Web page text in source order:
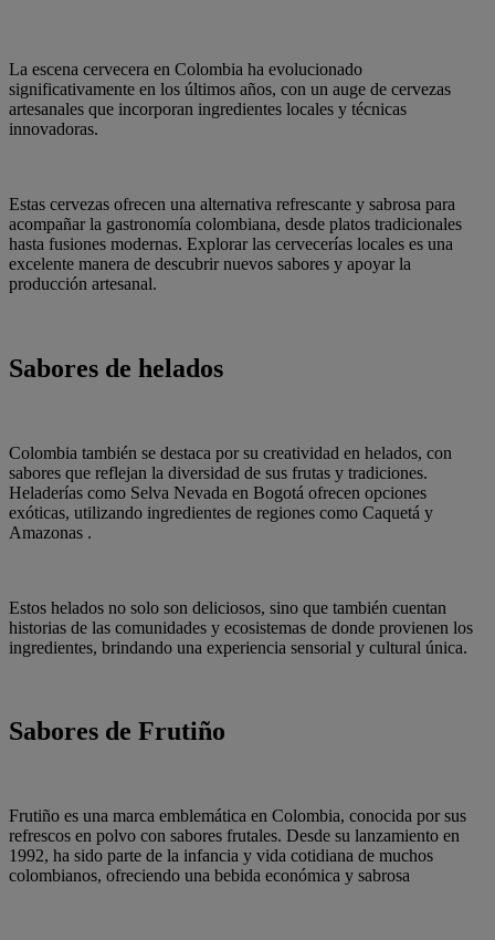
La escena cervecera en Colombia ha evolucionado
significativamente en los últimos años, con un auge de cervezas
artesanales que incorporan ingredientes locales y técnicas
innovadoras.
Estas cervezas ofrecen una alternativa refrescante y sabrosa para
acompañar la gastronomía colombiana, desde platos tradicionales
hasta fusiones modernas. Explorar las cervecerías locales es una
excelente manera de descubrir nuevos sabores y apoyar la
producción artesanal.
Sabores de helados
Colombia también se destaca por su creatividad en helados, con
sabores que reflejan la diversidad de sus frutas y tradiciones.
Heladerías como Selva Nevada en Bogotá ofrecen opciones
exóticas, utilizando ingredientes de regiones como Caquetá y
Amazonas .
Estos helados no solo son deliciosos, sino que también cuentan
historias de las comunidades y ecosistemas de donde provienen los
ingredientes, brindando una experiencia sensorial y cultural única.
Sabores de Frutiño
Frutiño es una marca emblemática en Colombia, conocida por sus
refrescos en polvo con sabores frutales. Desde su lanzamiento en
1992, ha sido parte de la infancia y vida cotidiana de muchos
colombianos, ofreciendo una bebida económica y sabrosa